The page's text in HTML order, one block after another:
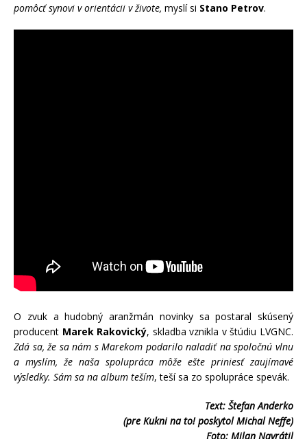
pomôcť synovi v orientácii v živote, myslí si Stano Petrov.
O zvuk a hudobný aranžmán novinky sa postaral skúsený
producent Marek Rakovický, skladba vznikla v štúdiu LVGNC.
Zdá sa, že sa nám s Marekom podarilo naladiť na spoločnú vlnu
a myslím, že naša spolupráca môže ešte priniesť zaujímavé
výsledky. Sám sa na album teším, teší sa zo spolupráce spevák.
Text: Štefan Anderko
(pre Kukni na to! poskytol Michal Neffe)
Foto: Milan Navrátil